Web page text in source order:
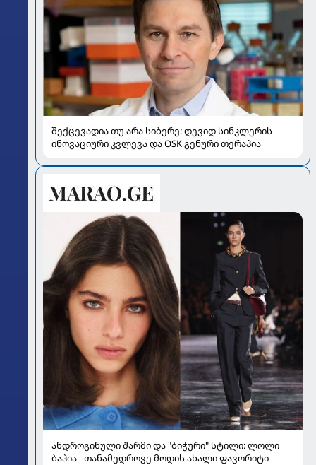
შექცევადია თუ არა სიბერე: დევიდ სინკლერის
ინოვაციური კვლევა და OSK გენური თერაპია
ანდროგინული შარმი და "ბიჭური" სტილი: ლოლი
ბაჰია - თანამედროვე მოდის ახალი ფავორიტი